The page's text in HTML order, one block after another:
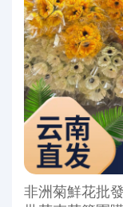
非洲菊鮮花批